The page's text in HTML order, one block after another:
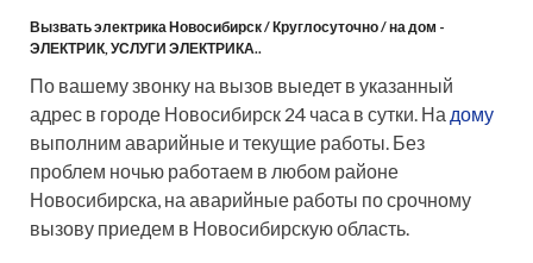
Вызвать электрика Новосибирск / Круглосуточно / на дом -
ЭЛЕКТРИК, УСЛУГИ ЭЛЕКТРИКА..
По вашему звонку на вызов выедет в указанный
адрес в городе Новосибирск 24 часа в сутки. На дому
выполним аварийные и текущие работы. Без
проблем ночью работаем в любом районе
Новосибирска, на аварийные работы по срочному
вызову приедем в Новосибирскую область.